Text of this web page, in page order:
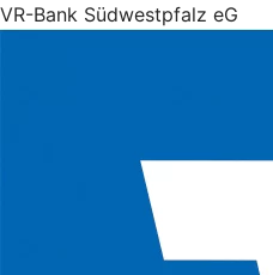
VR-Bank Südwestpfalz eG